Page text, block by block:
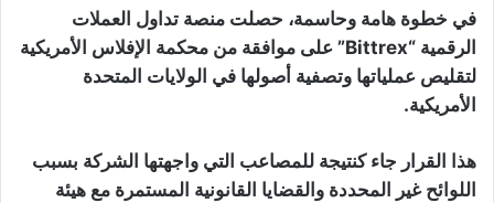
في خطوة هامة وحاسمة، حصلت منصة تداول العملات
الرقمية “Bittrex” على موافقة من محكمة الإفلاس الأمريكية
لتقليص عملياتها وتصفية أصولها في الولايات المتحدة
الأمريكية.
هذا القرار جاء كنتيجة للمصاعب التي واجهتها الشركة بسبب
اللوائح غير المحددة والقضايا القانونية المستمرة مع هيئة